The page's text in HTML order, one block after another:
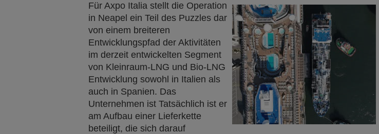
Für Axpo Italia stellt die Operation
in Neapel ein Teil des Puzzles dar
von einem breiteren
Entwicklungspfad der Aktivitäten
im derzeit entwickelten Segment
von Kleinraum-LNG und Bio-LNG
Entwicklung sowohl in Italien als
auch in Spanien. Das
Unternehmen ist Tatsächlich ist er
am Aufbau einer Lieferkette
beteiligt, die sich darauf